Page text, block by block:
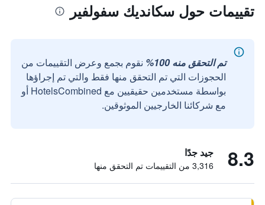
تقييمات حول سكانديك سفولفير
تم التحقق منه 100%
نقوم بجمع وعرض التقييمات من
الحجوزات التي تم التحقق منها فقط والتي تم إجراؤها
بواسطة مستخدمين حقيقيين مع HotelsCombined أو
مع شركائنا الخارجيين الموثوقين.
8.3 جيد جدًا
3,316 من التقييمات تم التحقق منها